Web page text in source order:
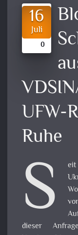
16
Juli
0
UFW-
Ruhe
S
dieser